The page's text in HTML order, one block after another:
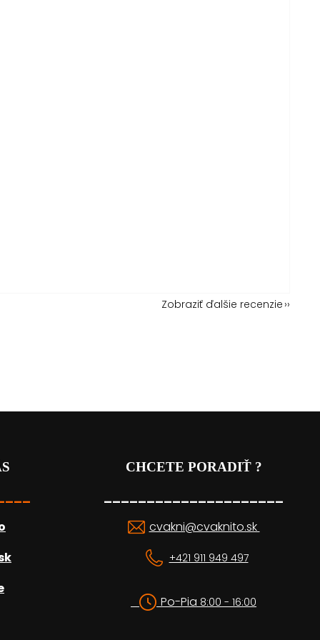
Zobraziť ďalšie recenzie
CHCETE PORADIŤ ?
_____________________
cvakni@cvaknito.sk
+421 911 949 497
Po-Pia 8:00 - 16:00